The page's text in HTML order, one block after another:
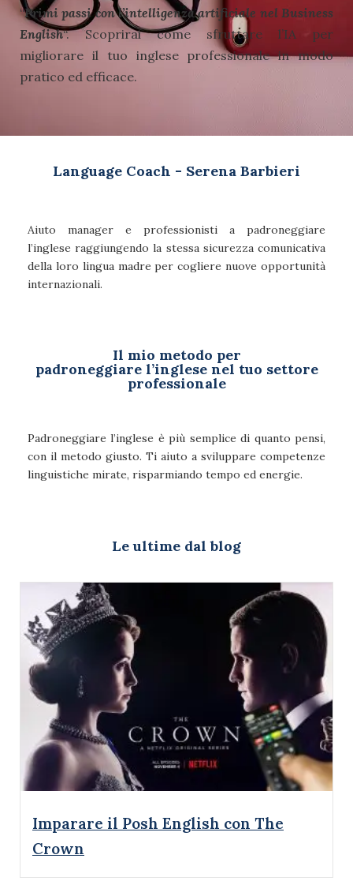
“Primi passi con l’intelligenza artificiale nel Business
English“.Scoprirai come sfruttare l’IA per
migliorare il tuo inglese professionale in modo
pratico ed efficace.
Language Coach - Serena Barbieri
Aiuto manager e professionisti a padroneggiare
l’inglese raggiungendo la stessa sicurezza comunicativa
della loro lingua madre per cogliere nuove opportunità
internazionali.
Il mio metodo per
padroneggiare l’inglese nel tuo settore
professionale
Padroneggiare l’inglese è più semplice di quanto pensi,
con il metodo giusto. Ti aiuto a sviluppare competenze
linguistiche mirate, risparmiando tempo ed energie.
Le ultime dal blog
Imparare il Posh English con The
Crown